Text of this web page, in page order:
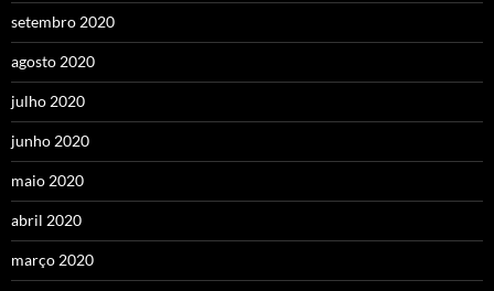
setembro 2020
agosto 2020
julho 2020
junho 2020
maio 2020
abril 2020
março 2020